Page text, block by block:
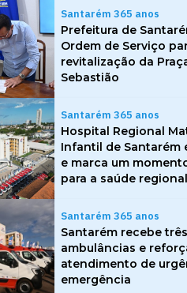
Santarém 365 anos
Prefeitura de
Ordem de Serviço
revitalização da
Sebastião
Santarém 365 anos
Hospital Regional
Infantil de Santarém
e marca um
para a saúde regional
Santarém 365 anos
Santarém recebe
ambulâncias e
atendimento de
emergência